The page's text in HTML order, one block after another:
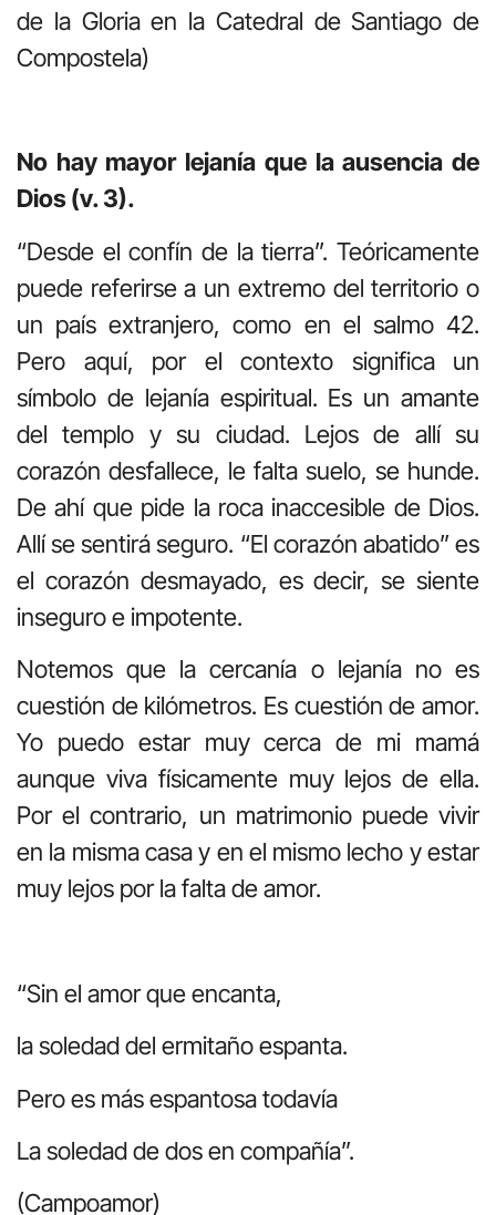
de la Gloria en la Catedral de Santiago de
Compostela)
No hay mayor lejanía que la ausencia de
Dios (v. 3).
“Desde el confín de la tierra”. Teóricamente
puede referirse a un extremo del territorio o
un país extranjero, como en el salmo 42.
Pero aquí, por el contexto significa un
símbolo de lejanía espiritual. Es un amante
del templo y su ciudad. Lejos de allí su
corazón desfallece, le falta suelo, se hunde.
De ahí que pide la roca inaccesible de Dios.
Allí se sentirá seguro. “El corazón abatido” es
el corazón desmayado, es decir, se siente
inseguro e impotente.
Notemos que la cercanía o lejanía no es
cuestión de kilómetros. Es cuestión de amor.
Yo puedo estar muy cerca de mi mamá
aunque viva físicamente muy lejos de ella.
Por el contrario, un matrimonio puede vivir
en la misma casa y en el mismo lecho y estar
muy lejos por la falta de amor.
“Sin el amor que encanta,
la soledad del ermitaño espanta.
Pero es más espantosa todavía
La soledad de dos en compañía”.
(Campoamor)